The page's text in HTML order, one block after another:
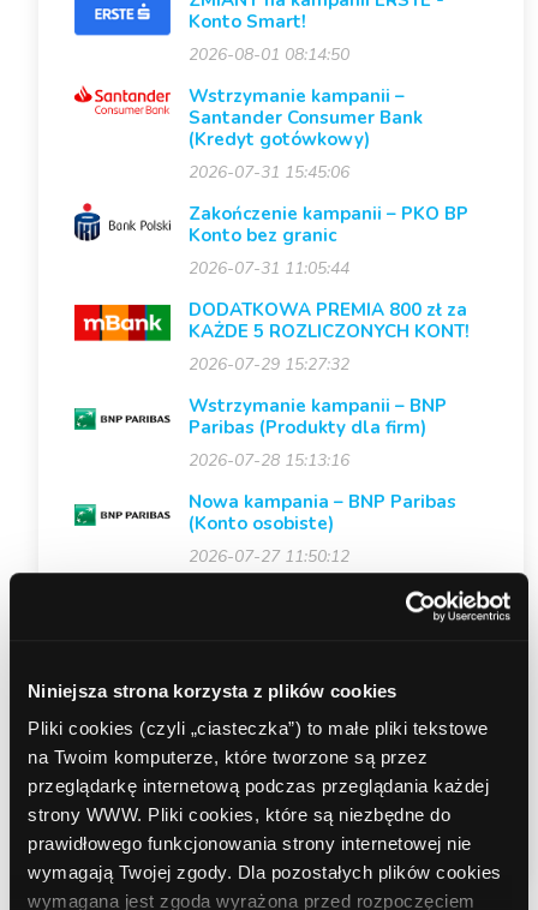
Niniejsza strona korzysta z plików cookies
Pliki cookies (czyli „ciasteczka”) to małe pliki tekstowe
na Twoim komputerze, które tworzone są przez
przeglądarkę internetową podczas przeglądania każdej
strony WWW. Pliki cookies, które są niezbędne do
prawidłowego funkcjonowania strony internetowej nie
wymagają Twojej zgody. Dla pozostałych plików cookies
wymagana jest zgoda wyrażona przed rozpoczęciem
Konto Smart!
2026-08-01 08:14:50
Wstrzymanie kampanii –
Santander Consumer Bank
(Kredyt gotówkowy)
2026-07-31 15:45:06
Zakończenie kampanii – PKO BP
Konto bez granic
2026-07-31 11:05:44
DODATKOWA PREMIA 800 zł za
KAŻDE 5 ROZLICZONYCH KONT!
2026-07-29 15:27:32
Wstrzymanie kampanii – BNP
Paribas (Produkty dla firm)
2026-07-28 15:13:16
Nowa kampania – BNP Paribas
(Konto osobiste)
2026-07-27 11:50:12
Nowe kreacje mailingowe –
Santander Consumer Bank
Zmiana premii w akcji specjalnej
KONTO SMART od Erste Bank
Polska
2026-06-22 09:27:28